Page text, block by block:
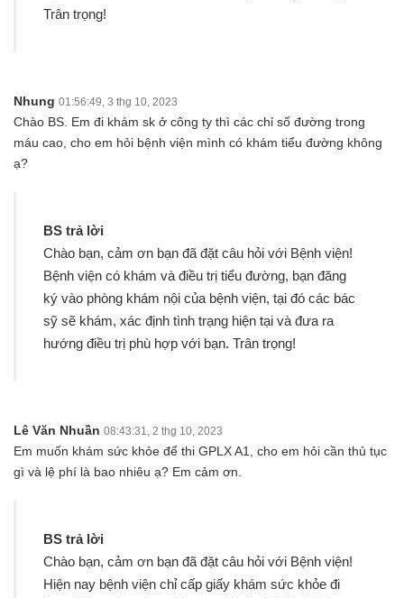
Trân trọng!
Nhung 01:56:49, 3 thg 10, 2023
Chào BS. Em đi khám sk ở công ty thì các chỉ số đường trong
máu cao, cho em hỏi bệnh viện mình có khám tiểu đường không
ạ?
BS trả lời
Chào bạn, cảm ơn bạn đã đặt câu hỏi với Bệnh viện!
Bệnh viện có khám và điều trị tiểu đường, bạn đăng
ký vào phòng khám nội của bệnh viện, tại đó các bác
sỹ sẽ khám, xác định tình trạng hiện tại và đưa ra
hướng điều trị phù hợp với bạn. Trân trọng!
Lê Văn Nhuần 08:43:31, 2 thg 10, 2023
Em muốn khám sức khỏe để thi GPLX A1, cho em hỏi cần thủ tục
gì và lệ phí là bao nhiêu ạ? Em cảm ơn.
BS trả lời
Chào bạn, cảm ơn bạn đã đặt câu hỏi với Bệnh viện!
Hiện nay bệnh viện chỉ cấp giấy khám sức khỏe đi